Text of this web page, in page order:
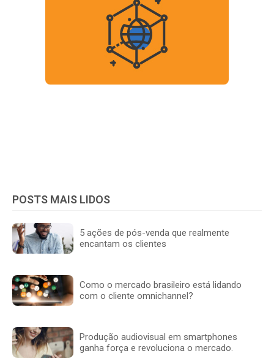
POSTS MAIS LIDOS
5 ações de pós-venda que realmente
encantam os clientes
Como o mercado brasileiro está lidando
com o cliente omnichannel?
Produção audiovisual em smartphones
ganha força e revoluciona o mercado.